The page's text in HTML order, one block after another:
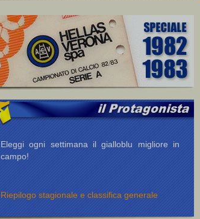
Eleggi ogni settimana il gialloblu migliore in
campo!
Riepilogo stagionale e classifica generale